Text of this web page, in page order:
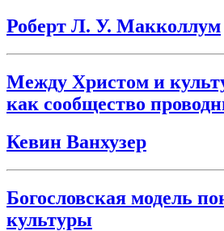
Роберт Л. У. Макколлум
Между Христом и
как сообщество
Кевин Ванхузер
Богословская модель
культуры